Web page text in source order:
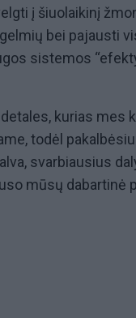
į šiuolaikinį
bei pajausti
sistemos
kurias mes
todėl
svarbiausius
mūsų dabartinė